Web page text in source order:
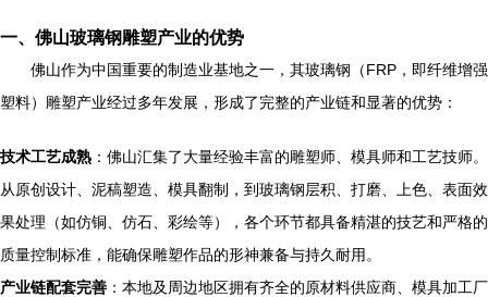
一、佛山玻璃钢雕塑产业的优势
佛山作为中国重要的制造业基地之一，其玻璃钢（FRP，即纤维增强
塑料）雕塑产业经过多年发展，形成了完整的产业链和显著的优势：
技术工艺成熟 ：佛山汇集了大量经验丰富的雕塑师、模具师和工艺技师。
从原创设计、泥稿塑造、模具翻制，到玻璃钢层积、打磨、上色、表面效
果处理（如仿铜、仿石、彩绘等），各个环节都具备精湛的技艺和严格的
质量控制标准，能确保雕塑作品的形神兼备与持久耐用。
产业链配套完善 ：本地及周边地区拥有齐全的原材料供应商、模具加工厂